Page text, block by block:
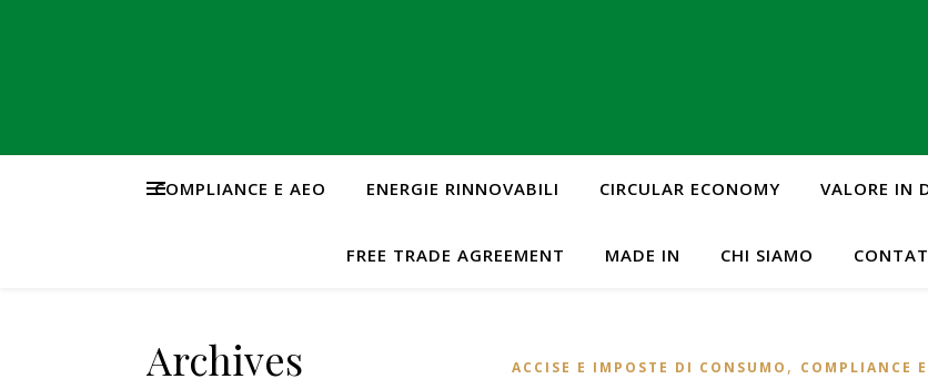
COMPLIANCE E AEO ENERGIE RINNOVABILI CIRCULAR ECONOMY VALORE IN
FREE TRADE AGREEMENT MADE IN CHI SIAMO
Archives ACCISE E IMPOSTE DI CONSUMO , COMPLIANCE